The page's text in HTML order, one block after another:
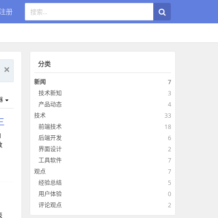
册
分类
新闻
7
技术新知
3
产品动态
4
技术
33
前端技术
18
后端开发
6
界面设计
2
工具软件
7
观点
7
经验总结
5
用户体验
0
评论观点
2